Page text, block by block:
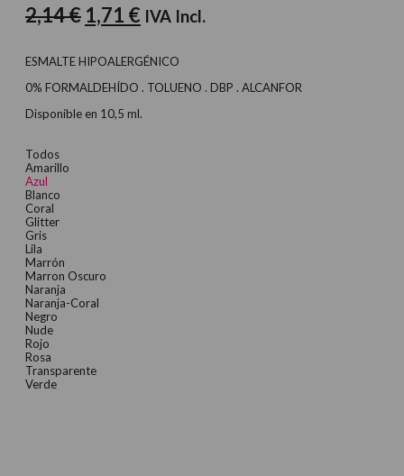
2,14€ El
original
era:
2,14 €.
1,71 € El
actual
es:
1,71 €.
IVA Incl.
ESMALTE HIPOALERGÉNICO
0% FORMALDEHÍDO . TOLUENO . DBP . ALCANFOR
Disponible en 10,5 ml.
Todos
Amarillo
Azul
Blanco
Coral
Glitter
Gris
Lila
Marrón
Marron Oscuro
Naranja
Naranja-Coral
Negro
Nude
Rojo
Rosa
Transparente
Verde